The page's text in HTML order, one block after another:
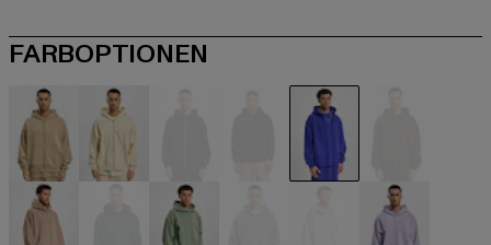
FARBOPTIONEN
beige schwarz braun